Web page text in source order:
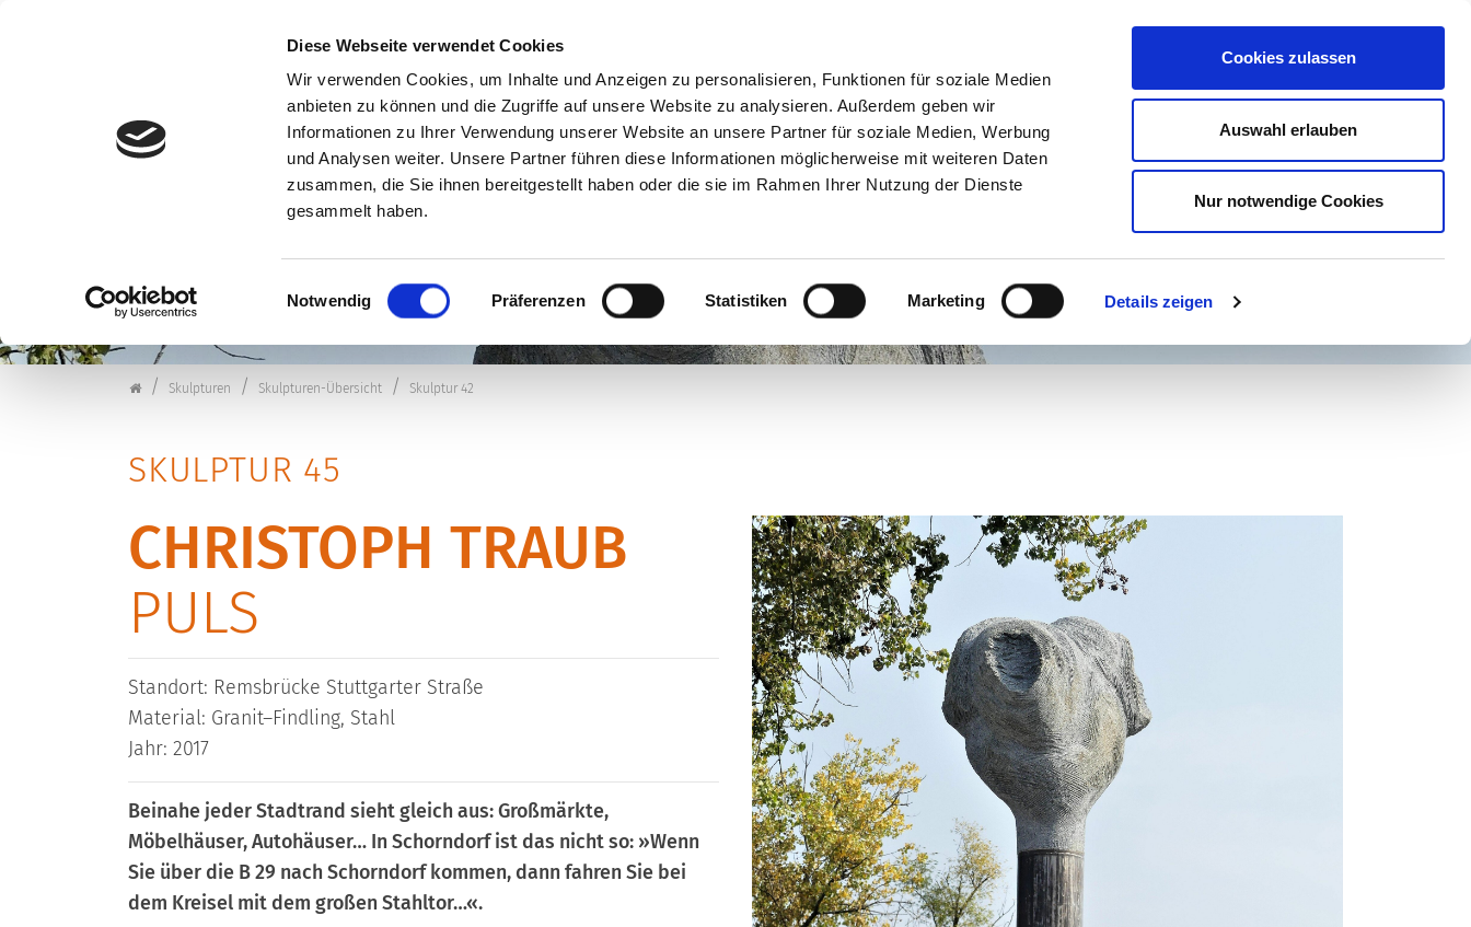
Diese Webseite verwendet Cookies
Wir verwenden Cookies, um Inhalte und Anzeigen zu personalisieren, Funktionen für soziale Medien
anbieten zu können und die Zugriffe auf unsere Website zu analysieren. Außerdem geben wir
Informationen zu Ihrer Verwendung unserer Website an unsere Partner für soziale Medien, Werbung
und Analysen weiter. Unsere Partner führen diese Informationen möglicherweise mit weiteren Daten
zusammen, die Sie ihnen bereitgestellt haben oder die sie im Rahmen Ihrer Nutzung der Dienste
gesammelt haben.
Einwilligungsauswahl
Notwendig Präferenzen Statistiken Marketing Details zeigen
Cookies zulassen
Auswahl erlauben
Nur notwendige Cookies
VERANSTALTUNGEN SKULPTUREN WERKSTATT ÜBER UNS
Kulturforum Schorndorf
Skulpturen Skulpturen-Übersicht Skulptur 42
SKULPTUR 45
CHRISTOPH TRAUB
PULS
Standort: Remsbrücke Stuttgarter Straße
Material: Granit–Findling, Stahl
Jahr: 2017
Beinahe jeder Stadtrand sieht gleich aus: Großmärkte,
Möbelhäuser, Autohäuser… In Schorndorf ist das nicht so: »Wenn
Sie über die B 29 nach Schorndorf kommen, dann fahren Sie bei
dem Kreisel mit dem großen Stahltor…«.